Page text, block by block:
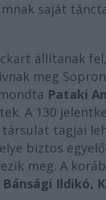
saját
állítanak
meg
Pataki
A 130
tagjai
biztos
meg. A
Bánsági Ildikó,